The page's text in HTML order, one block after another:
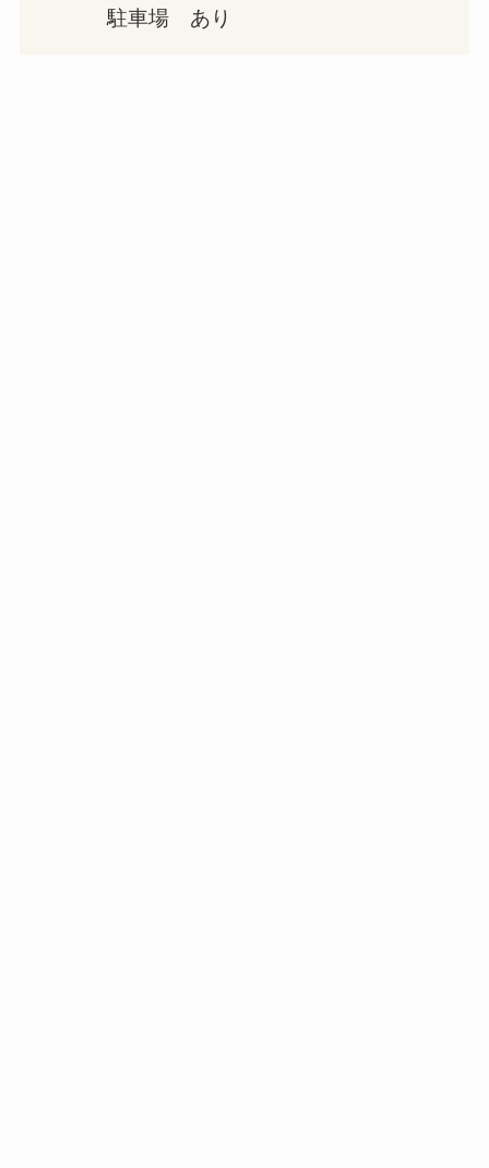
駐車場 あり